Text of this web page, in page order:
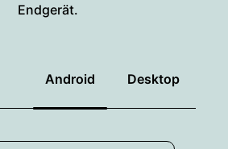
Endgerät.
Android Desktop